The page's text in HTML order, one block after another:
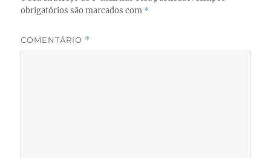
obrigatórios são marcados com *
COMENTÁRIO *